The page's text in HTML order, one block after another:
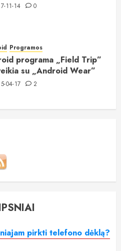
11-14 0
Programos
programa „Field Trip”
su „Android Wear”
04-17 2
pirkti telefono dėklą?